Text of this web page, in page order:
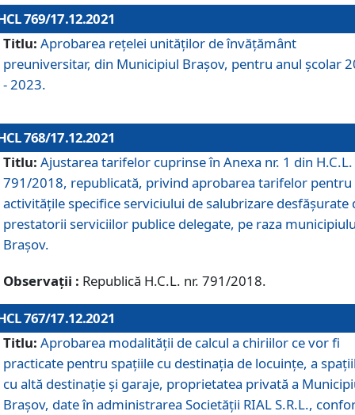
769/17.12.2021
Titlu: Aprobarea reţelei unităţilor de învăţământ
preuniversitar, din Municipiul Braşov, pentru anul şcolar
- 2023.
768/17.12.2021
Titlu: Ajustarea tarifelor cuprinse în Anexa nr. 1 din H.C.L.
791/2018, republicată, privind aprobarea tarifelor pentru
activităţile specifice serviciului de salubrizare desfăşurate
prestatorii serviciilor publice delegate, pe raza
Braşov.
Observații : Republică H.C.L. nr. 791/2018.
767/17.12.2021
Titlu: Aprobarea modalității de calcul a chiriilor ce vor fi
practicate pentru spaţiile cu destinaţia de locuinţe, a
cu altă destinaţie şi garaje, proprietatea privată a
Braşov, date în administrarea Societăţii RIAL S.R.L.,